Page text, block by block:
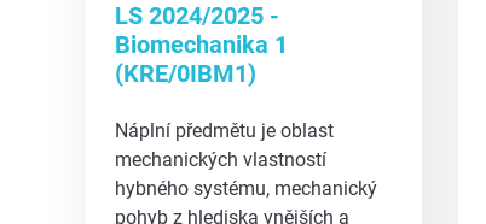
LS 2024/2025 -
Biomechanika 1
(KRE/0IBM1)
Náplní předmětu je oblast
mechanických vlastností
hybného systému, mechanický
pohyb z hlediska vnějších a